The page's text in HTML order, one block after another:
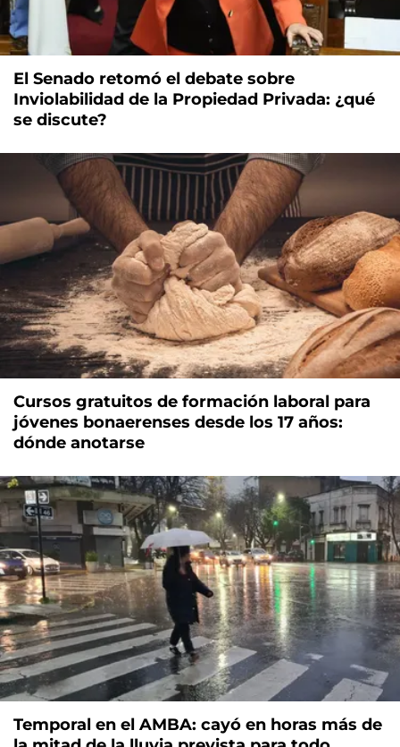
El Senado retomó el debate sobre
Inviolabilidad de la Propiedad Privada: ¿qué
se discute?
Cursos gratuitos de formación laboral para
jóvenes bonaerenses desde los 17 años:
dónde anotarse
Temporal en el AMBA: cayó en horas más de